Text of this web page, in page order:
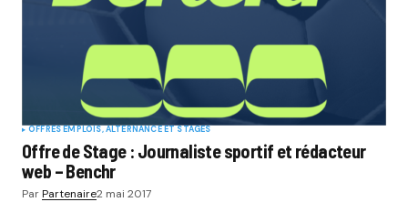
OFFRES EMPLOIS, ALTERNANCE ET STAGES
Offre de Stage : Journaliste sportif et rédacteur
web – Benchr
ParPartenaire2 mai 2017